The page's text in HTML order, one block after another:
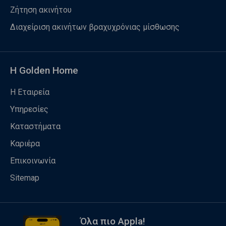
Ζήτηση ακινήτου
Διαχείριση ακινήτων βραχυχρόνιας μίσθωσης
Η Golden Home
Η Εταιρεία
Υπηρεσίες
Καταστήματα
Καριέρα
Επικοινωνία
Sitemap
Όλα πιο Appla!